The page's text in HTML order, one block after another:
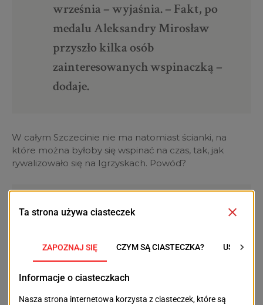
września – wyjaśnia. – Fakt, po
medalu Aleksandry Mirosław
przyszło kilka osób
zainteresowanych wspinaczką –
dodaje.
W całym Szczecinie nie ma natomiast ścianki, na
które można byłoby się wspinać na czas, tak, jak
rywalizowało się na Igrzyskach. Powód?
– To musiałby być obiekt o
Łukasz Wołosewicz.
Starty sportowe na czas odbywają się na ścianie